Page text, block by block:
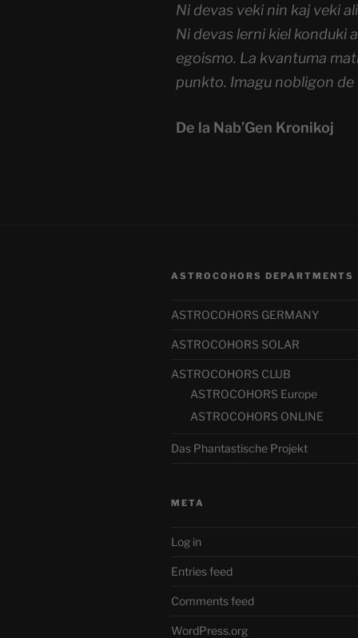
Ni devas veki nin kaj veki
Ni devas lerni kiel konduki
egoismo. La kvantuma
punkto. Imagu nobligon
De la Nab’Gen Kronikoj
ASTROCOHORS DEPARTMENTS
ASTROCOHORS GERMANY
ASTROCOHORS SOLAR
ASTROCOHORS CLUB
ASTROCOHORS Europe
ASTROCOHORS ONLINE
Das Phantastische Projekt
META
Log in
Entries feed
Comments feed
WordPress.org